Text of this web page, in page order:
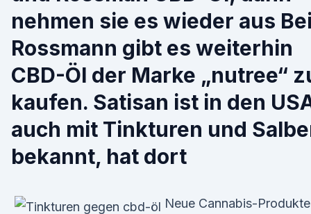
nehmen sie es wieder aus Bei
Rossmann gibt es weiterhin
CBD-Öl der Marke „nutree“
kaufen. Satisan ist in den
auch mit Tinkturen und
bekannt, hat dort
Neue Cannabis-Produkte